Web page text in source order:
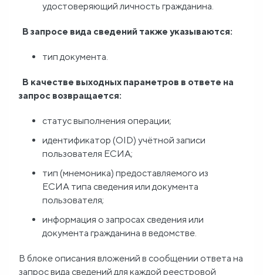
удостоверяющий личность гражданина.
В запросе вида сведений также указываются:
тип документа.
В качестве выходных параметров в ответе на
запрос возвращается:
статус выполнения операции;
идентификатор (OID) учётной записи
пользователя ЕСИА;
тип (мнемоника) предоставляемого из
ЕСИА типа сведения или документа
пользователя;
информация о запросах сведения или
документа гражданина в ведомстве.
В блоке описания вложений в сообщении ответа на
запрос вида сведений для каждой реестровой